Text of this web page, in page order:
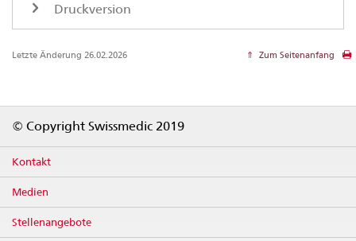
Druckversion
Letzte Änderung 26.02.2026 Zum Seitenanfang
© Copyright Swissmedic 2019
Kontakt
Medien
Stellenangebote